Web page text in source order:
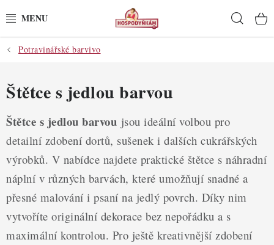
na
POTŘEBY
POMŮCKY
SUROVINY
DEKORACE
PRO OSLAVY
DO KUCHYNĚ
Potravinářské barvivo
Štětce s jedlou barvou
Štětce s jedlou barvou jsou ideální volbou pro
detailní zdobení dortů, sušenek i dalších cukrářských
výrobků. V nabídce najdete praktické štětce s náhradní
náplní v různých barvách, které umožňují snadné a
přesné malování i psaní na jedlý povrch. Díky nim
vytvoříte originální dekorace bez nepořádku a s
maximální kontrolou. Pro ještě kreativnější zdobení